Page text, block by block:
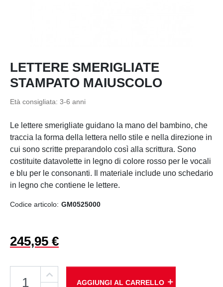
LETTERE SMERIGLIATE
STAMPATO MAIUSCOLO
Età consigliata: 3-6 anni
Le lettere smerigliate guidano la mano del bambino, che
traccia la forma della lettera nello stile e nella direzione in
cui sono scritte preparandolo così alla scrittura. Sono
costituite datavolette in legno di colore rosso per le vocali
e blu per le consonanti. Il materiale include uno schedario
in legno che contiene le lettere.
Codice articolo: GM0525000
245,95 €
AGGIUNGI AL CARRELLO add